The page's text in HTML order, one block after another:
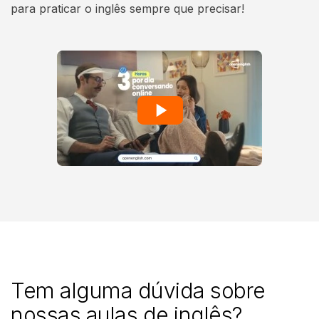
para praticar o inglês sempre que precisar!
Tem alguma dúvida sobre